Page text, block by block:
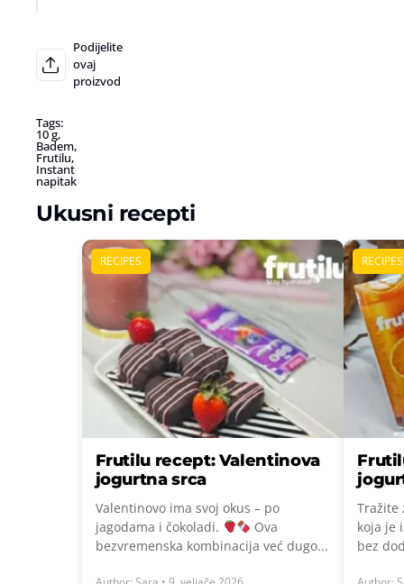
Podijelite
ovaj
proizvod
Tags:
10 g,
Badem,
Frutilu,
Instant
napitak
Ukusni recepti
RECIPES
Frutilu recept: Valentinova
jogurtna srca
Valentinovo ima svoj okus – po
jagodama i čokoladi.
Ova
bezvremenska kombinacija već dugo...
RECIPES
Tražite
koja je
bez